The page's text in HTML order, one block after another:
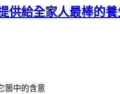
供給全家人最棒的
箇中的含意